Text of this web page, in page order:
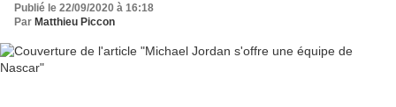
Publié le 22/09/2020 à 16:18
Par Matthieu Piccon